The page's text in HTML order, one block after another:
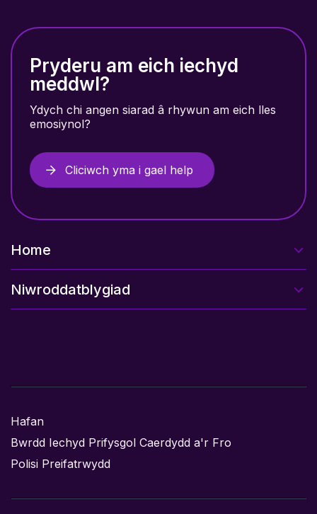
Pryderu am eich iechyd
meddwl?
Ydych chi angen siarad â rhywun am eich lles
emosiynol?
Cliciwch yma i gael help
Home
Niwroddatblygiad
Hafan
Bwrdd Iechyd Prifysgol Caerdydd a'r Fro
Polisi Preifatrwydd